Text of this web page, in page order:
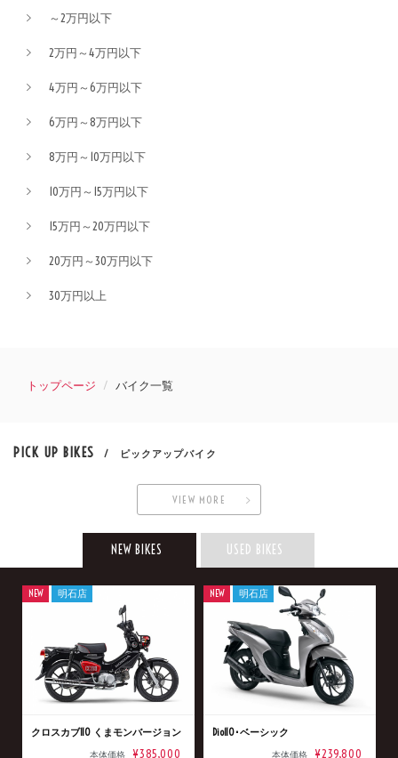
～2万円以下
2万円～4万円以下
4万円～6万円以下
6万円～8万円以下
8万円～10万円以下
10万円～15万円以下
15万円～20万円以下
20万円～30万円以下
30万円以上
トップページ バイク一覧
PICK UP BIKES / ピックアップバイク
VIEW MORE
NEW BIKES USED BIKES
クロスカブ110 くまモンバージョン
本体価格 ¥385,000
NEW 明石店
Dio110･ベーシック
本体価格 ¥239,800
NEW 明石店